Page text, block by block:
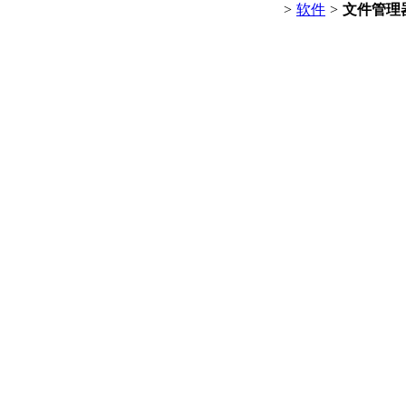
> 软件 > 文件管理